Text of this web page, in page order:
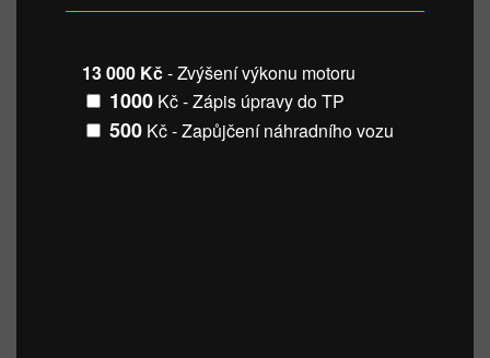
13 000 Kč- Zvýšení výkonu motoru
1000 Kč - Zápis úpravy do TP
500 Kč - Zapůjčení náhradního vozu